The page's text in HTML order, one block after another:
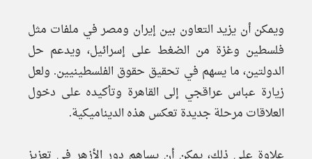
ويمكن أن يزيد التعاون بين إيران ومصر في ملفات مثل
فلسطين وغزة من الضغط على إسرائيل، ويدعم حل
الدولتين، ما يسهم في تحقيق حقوق الفلسطينيين. ولعل
زيارة عباس عراقجي إلى القاهرة وتأكيده على دخول
العلاقات مرحلة جديدة تعكس هذه الديناميكية.